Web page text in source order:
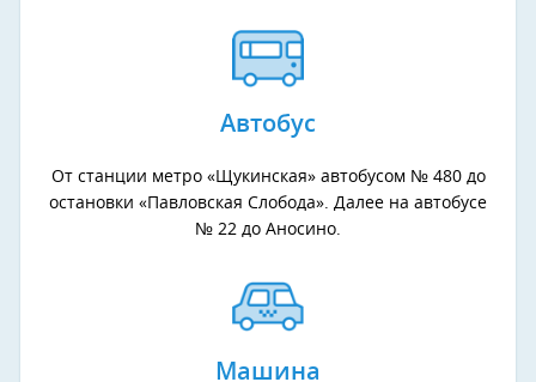
Автобус
От станции метро «Щукинская» автобусом № 480 до
остановки «Павловская Слобода». Далее на автобусе
№ 22 до Аносино.
Машина